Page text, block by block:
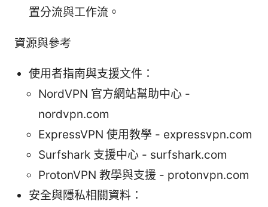
置分流與工作流。
資源與參考
使用者指南與支援文件：
NordVPN 官方網站幫助中心 -
nordvpn.com
ExpressVPN 使用教學 - expressvpn.com
Surfshark 支援中心 - surfshark.com
ProtonVPN 教學與支援 - protonvpn.com
安全與隱私相關資料：